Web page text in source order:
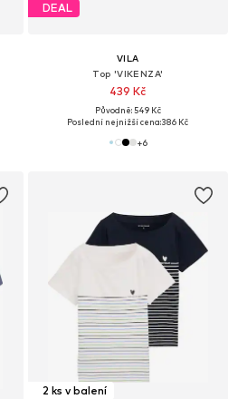
DEAL
VILA
Top 'VIKENZA'
439 Kč
Původně: 549 Kč
Poslední nejnižší cena:386 Kč
+6
2 ks v balení